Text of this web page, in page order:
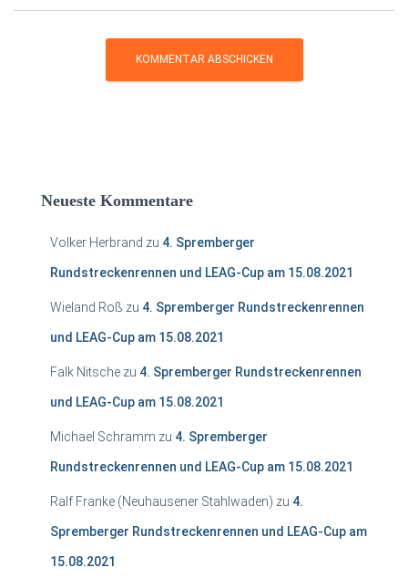
Neueste Kommentare
Volker Herbrand zu 4. Spremberger
Rundstreckenrennen und LEAG-Cup am 15.08.2021
Wieland Roß zu 4. Spremberger Rundstreckenrennen
und LEAG-Cup am 15.08.2021
Falk Nitsche zu 4. Spremberger Rundstreckenrennen
und LEAG-Cup am 15.08.2021
Michael Schramm zu 4. Spremberger
Rundstreckenrennen und LEAG-Cup am 15.08.2021
Ralf Franke (Neuhausener Stahlwaden) zu 4.
Spremberger Rundstreckenrennen und LEAG-Cup am
15.08.2021